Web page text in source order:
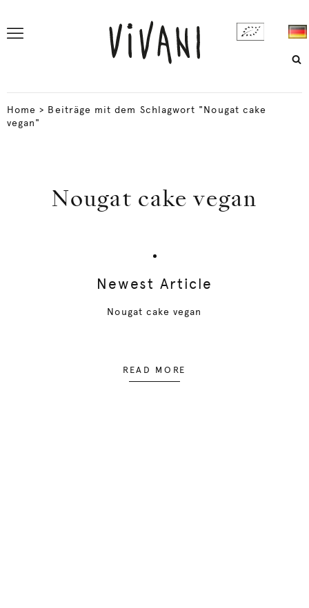
Home > Beiträge mit dem Schlagwort "Nougat cake
vegan"
Nougat cake vegan
Newest Article
Nougat cake vegan
READ MORE